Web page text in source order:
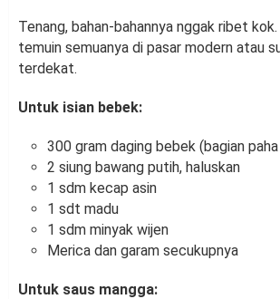
Tenang, bahan-bahannya nggak ribet
temuin semuanya di pasar modern atau
terdekat.
Untuk isian bebek:
300 gram daging bebek (bagian
2 siung bawang putih, haluskan
1 sdm kecap asin
1 sdt madu
1 sdm minyak wijen
Merica dan garam secukupnya
Untuk saus mangga: